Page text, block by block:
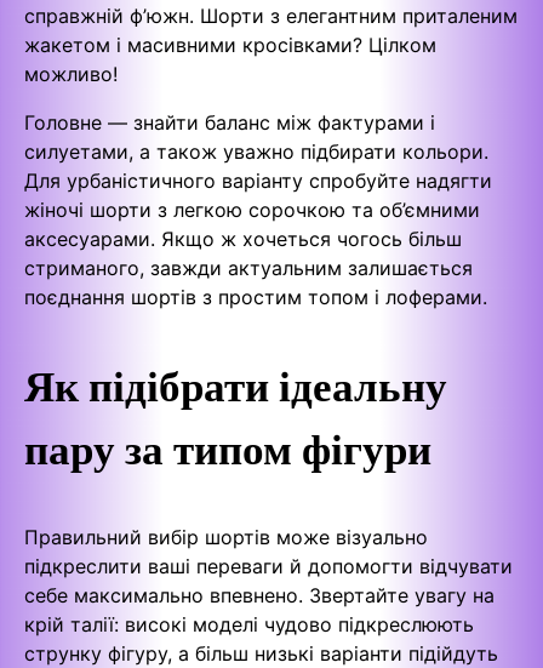
справжній ф’южн. Шорти з елегантним приталеним
жакетом і масивними кросівками? Цілком
можливо!
Головне — знайти баланс між фактурами і
силуетами, а також уважно підбирати кольори.
Для урбаністичного варіанту спробуйте надягти
жіночі шорти з легкою сорочкою та об’ємними
аксесуарами. Якщо ж хочеться чогось більш
стриманого, завжди актуальним залишається
поєднання шортів з простим топом і лоферами.
Як підібрати ідеальну
пару за типом фігури
Правильний вибір шортів може візуально
підкреслити ваші переваги й допомогти відчувати
себе максимально впевнено. Звертайте увагу на
крій талії: високі моделі чудово підкреслюють
струнку фігуру, а більш низькі варіанти підійдуть